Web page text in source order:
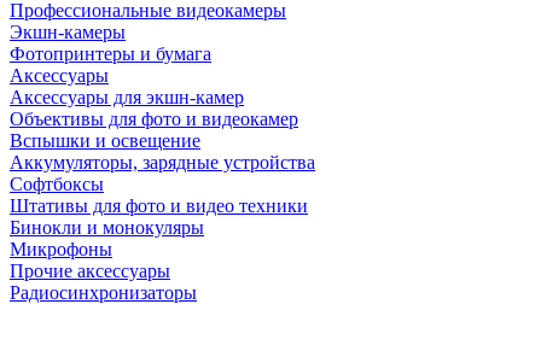
Профессиональные видеокамеры
Экшн-камеры
Фотопринтеры и бумага
Аксессуары
Аксессуары для экшн-камер
Объективы для фото и видеокамер
Вспышки и освещение
Аккумуляторы, зарядные устройства
Софтбоксы
Штативы для фото и видео техники
Бинокли и монокуляры
Микрофоны
Прочие аксессуары
Радиосинхронизаторы